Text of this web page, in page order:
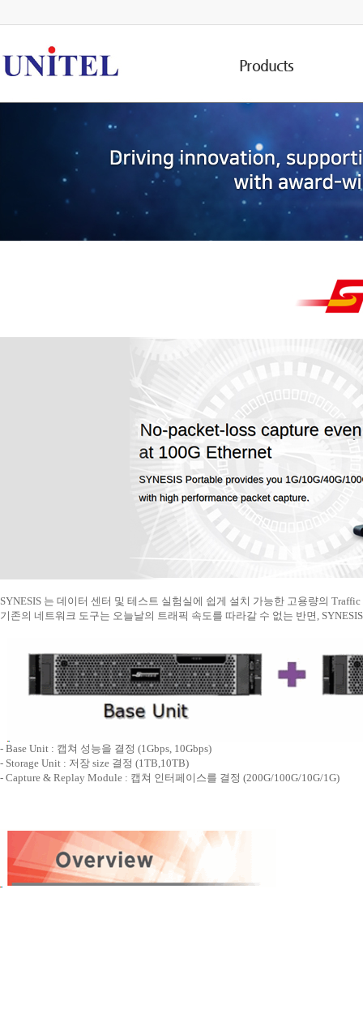
Products
SYNESIS 는 데이터 센터 및 테스트 실험실에 쉽게 설치 가능한 고용량의 Traffic
기존의 네트워크 도구는 오늘날의 트래픽 속도를 따라갈 수 없는 반면,
- Base Unit : 캡쳐 성능을 결정 (1Gbps, 10Gbps)
- Storage Unit : 저장 size 결정 (1TB,10TB)
- Capture & Replay Module : 캡쳐 인터페이스를 결정 (200G/100G/10G/1G)